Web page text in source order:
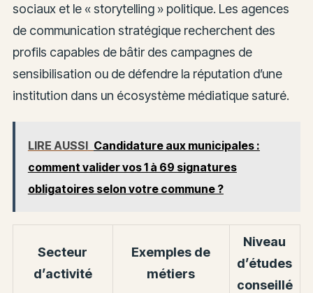
sociaux et le « storytelling » politique. Les agences
de communication stratégique recherchent des
profils capables de bâtir des campagnes de
sensibilisation ou de défendre la réputation d’une
institution dans un écosystème médiatique saturé.
LIRE AUSSI Candidature aux municipales :
comment valider vos 1 à 69 signatures
obligatoires selon votre commune ?
Secteur
d’activité
Exemples de
métiers
Niveau
d’études
conseillé